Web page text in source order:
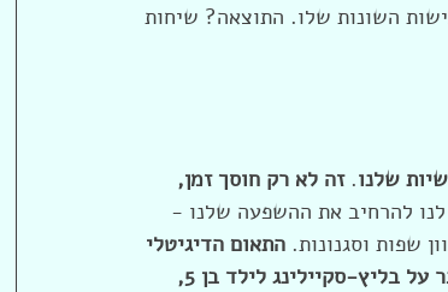
השונות שלו. התוצאה? שיחות
שלנו. זה לא רק חוסך זמן,
להרחיב את ההשפעה שלנו -
שפות וסגנונות. התאום הדיגיטלי
מאפשר להנגיש מידע מורכב בצורה פשוטה ומובנת - בין אם זה הסבר על בליץ-סקיילינג לילד בן 5,